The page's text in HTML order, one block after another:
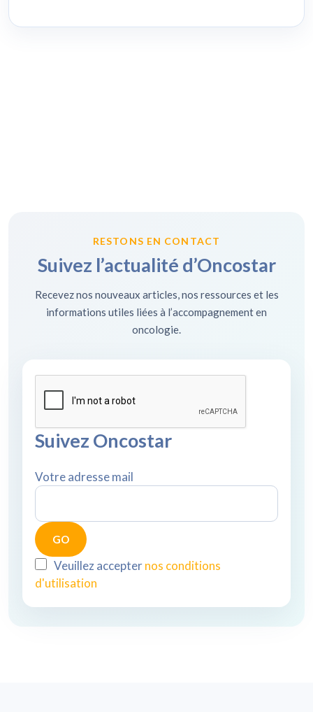
RESTONS EN CONTACT
Suivez l’actualité d’Oncostar
Recevez nos nouveaux articles, nos ressources et les
informations utiles liées à l’accompagnement en
oncologie.
Suivez Oncostar
Votre adresse mail
Veuillez accepternos conditions
d'utilisation